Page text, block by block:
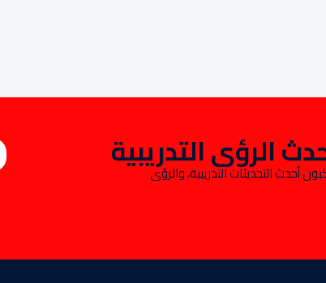
الرؤى التدريبية
الذين يواكبون أحدث التحديثات التدريبية، والرؤى